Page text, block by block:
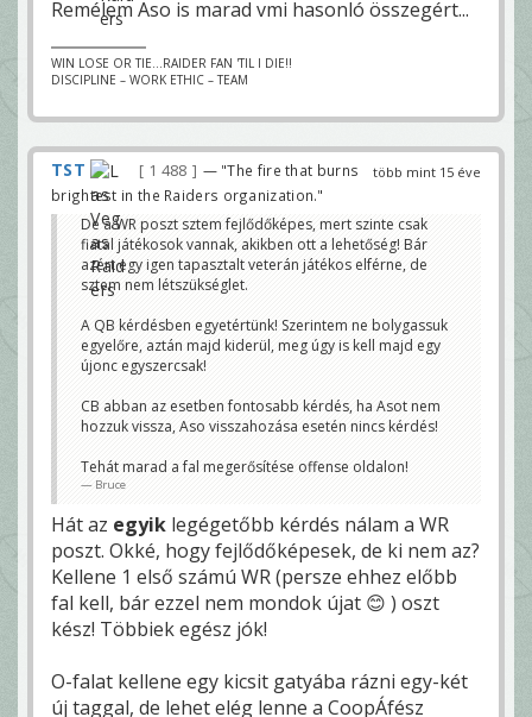
Remélem Aso is marad vmi hasonló összegért...
WIN LOSE OR TIE...RAIDER FAN 'TIL I DIE!!
DISCIPLINE – WORK ETHIC – TEAM
több mint 15 éve
TST 1 488
— "The fire that burns
brightest in the Raiders organization."
De a WR poszt sztem fejlődőképes, mert szinte csak
fiatal játékosok vannak, akikben ott a lehetőség! Bár
azért egy igen tapasztalt veterán játékos elférne, de
sztem nem létszükséglet.
A QB kérdésben egyetértünk! Szerintem ne bolygassuk
egyelőre, aztán majd kiderül, meg úgy is kell majd egy
újonc egyszercsak!
CB abban az esetben fontosabb kérdés, ha Asot nem
hozzuk vissza, Aso visszahozása esetén nincs kérdés!
Tehát marad a fal megerősítése offense oldalon!
Bruce
Hát az egyik legégetőbb kérdés nálam a WR
poszt. Okké, hogy fejlődőképesek, de ki nem az?
Kellene 1 első számú WR (persze ehhez előbb
fal kell, bár ezzel nem mondok újat 😊 ) oszt
kész! Többiek egész jók!
O-falat kellene egy kicsit gatyába rázni egy-két
új taggal, de lehet elég lenne a CoopÁfész